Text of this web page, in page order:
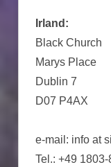
Irland:
Black Church
Marys Place
Dublin 7
D07 P4AX
e-mail: info at
Tel.: +49